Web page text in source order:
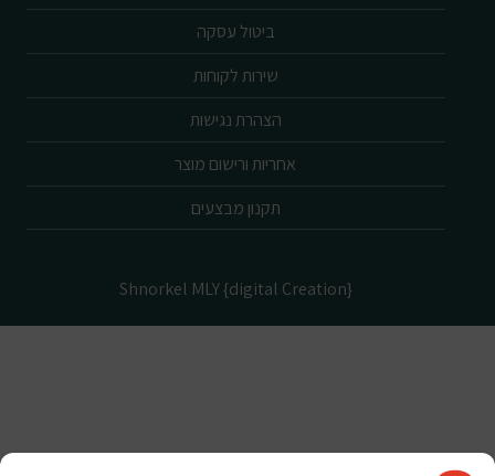
ביטול עסקה
שירות לקוחות
הצהרת נגישות
אחריות ורישום מוצר
תקנון מבצעים
Shnorkel MLY {digital Creation}